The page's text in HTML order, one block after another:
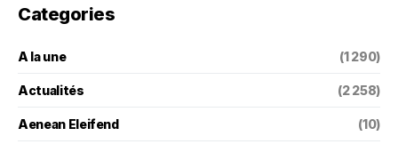
Categories
A la une (1 290)
Actualités (2 258)
Aenean Eleifend (10)